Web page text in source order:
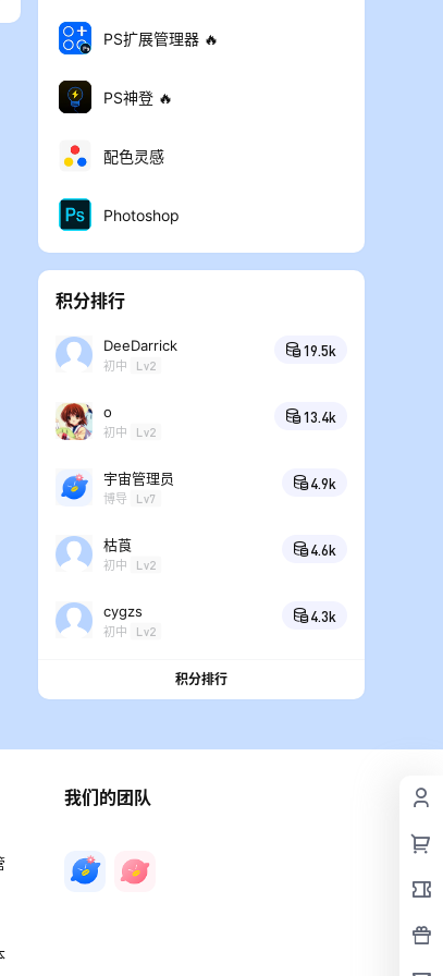
PS扩展管理器 🔥
PS神登 🔥
配色灵感
Photoshop
积分排行
DeeDarrick
初中 Lv2
19.5k
o
初中 Lv2
13.4k
宇宙管理员
博导 Lv7
4.9k
枯莨
初中 Lv2
4.6k
cygzs
初中 Lv2
4.3k
积分排行
我们的团队